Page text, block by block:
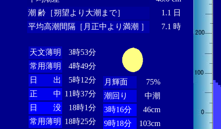
潮 齢［朔望より大潮まで］
1.1 日
平均高潮間隔［月正中より満潮 ］
7.1 時
天文薄明
3時53分
常用薄明
4時49分
日 出
5時12分
正 中 11時37分
日 没
18時1分
常用薄明 18時25分
月輝面
75%
潮回り
中潮
3時16分
46cm
9時18分
103cm